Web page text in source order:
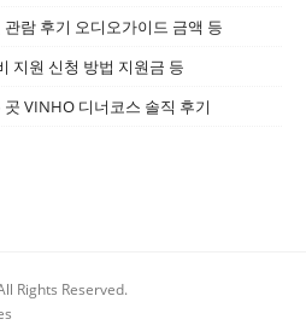
람 후기 오디오가이드 금액 등
지원 신청 방법 지원금 등
VINHO 디너코스 솔직 후기
Rights Reserved.